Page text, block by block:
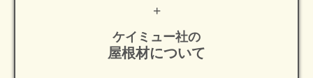
ケイミュー社の
屋根材について